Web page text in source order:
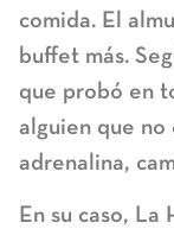
comida. El
buffet más.
que probó en
alguien que no
adrenalina,
En su caso,